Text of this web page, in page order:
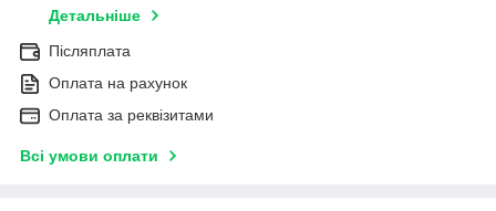
Детальніше
Післяплата
Оплата на рахунок
Оплата за реквізитами
Всі умови оплати